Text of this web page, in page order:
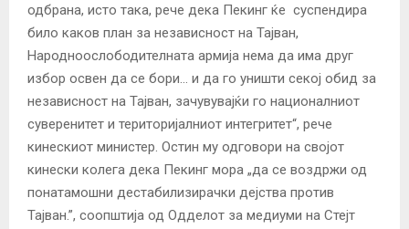
одбрана, исто така, рече дека Пекинг ќе суспендира
било каков план за независност на Тајван,
Народноослободителната армија нема да има друг
избор освен да се бори… и да го уништи секој обид за
независност на Тајван, зачувувајќи го националниот
суверенитет и територијалниот интегритет“, рече
кинескиот министер. Остин му одговори на својот
кинески колега дека Пекинг мора „да се воздржи од
понатамошни дестабилизирачки дејства против
Тајван.”, соопштија од Одделот за медиуми на Стејт